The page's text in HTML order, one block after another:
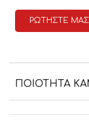
ΡΩΤΗΣΤΕ ΜΑΣ
ΠΟΙΟΤΗΤΑ